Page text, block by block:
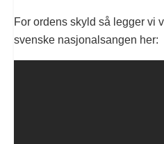
For ordens skyld så legger vi
svenske nasjonalsangen her: